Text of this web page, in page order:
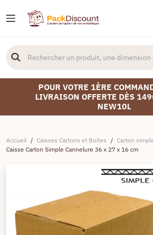
POUR VOTRE 1ÈRE
LIVRAISON OFFERTE DÈS
NEW10L
Accueil / Caisses Cartons et Boites / Carton
Caisse Carton Simple Cannelure 36 x 27 x 16 cm